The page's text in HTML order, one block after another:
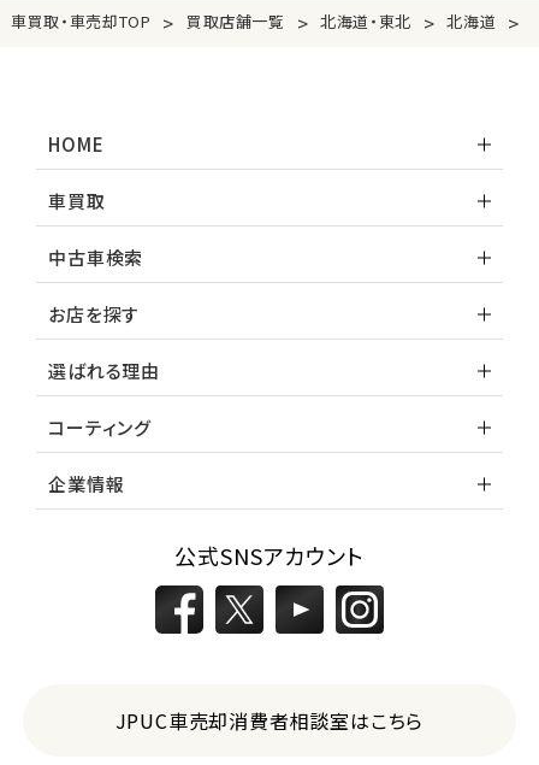
車買取・車売却TOP > 買取店舗一覧 > 北海道・東北 > 北海道 >
HOME
車買取
中古車検索
お店を探す
選ばれる理由
コーティング
企業情報
公式SNSアカウント
JPUC車売却消費者相談室はこちら